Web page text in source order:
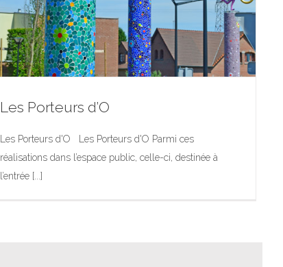
Les Porteurs d’O
Les Porteurs d'O Les Porteurs d'O Parmi ces
réalisations dans l’espace public, celle-ci, destinée à
l’entrée [...]